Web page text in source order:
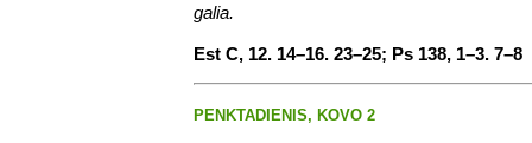
galia.
Est C, 12. 14–16. 23–25; Ps 138, 1–3. 7–8
PENKTADIENIS, KOVO 2